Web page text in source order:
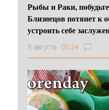
Рыбы и Раки,
Близнецов потянет к
устроить себе
9 августа 05:24